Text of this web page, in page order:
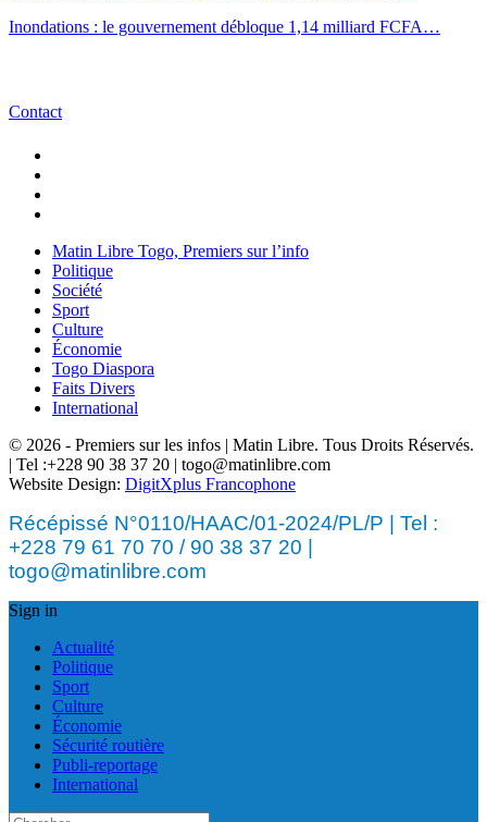
Inondations : le gouvernement débloque 1,14 milliard FCFA…
Contact
Matin Libre Togo, Premiers sur l’info
Politique
Société
Sport
Culture
Économie
Togo Diaspora
Faits Divers
International
© 2026 - Premiers sur les infos | Matin Libre. Tous Droits Réservés.
| Tel :+228 90 38 37 20 | togo@matinlibre.com
Website Design: DigitXplus Francophone
Récépissé N°0110/HAAC/01-2024/PL/P | Tel :
+228 79 61 70 70 / 90 38 37 20 |
togo@matinlibre.com
Sign in
Actualité
Politique
Sport
Culture
Économie
Sécurité routière
Publi-reportage
International